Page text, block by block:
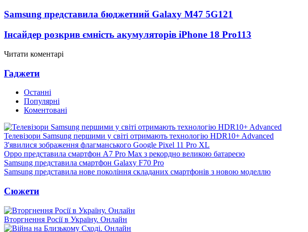
Samsung представила бюджетний Galaxy M47 5G121
Інсайдер розкрив ємність акумуляторів iPhone 18 Pro113
Читати коментарі
Гаджети
Останні
Популярні
Коментовані
Телевізори Samsung першими у світі отримають технологію HDR10+ Advanced
З'явилися зображення флагманського Google Pixel 11 Pro XL
Oppo представила смартфон A7 Pro Max з рекордно великою батареєю
Samsung представила смартфон Galaxy F70 Pro
Samsung представила нове покоління складаних смартфонів з новою моделлю
Сюжети
Вторгнення Росії в Україну. Онлайн